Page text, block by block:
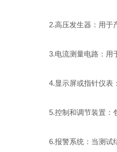
2.高压发生器：用于产
3.电流测量电路：用于
4.显示屏或指针仪表：
5.控制和调节装置：包
6.报警系统：当测试结